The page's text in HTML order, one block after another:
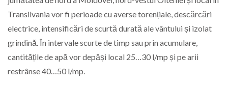
Transilvania vor fi perioade cu averse torențiale, descărcări
electrice, intensificări de scurtă durată ale vântului și izolat
grindină. În intervale scurte de timp sau prin acumulare,
cantitățile de apă vor depăși local 25…30 l/mp și pe arii
restrânse 40…50 l/mp.